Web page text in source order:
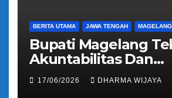
BERITA UTAMA JAWA TENGAH MAGELANG
Bupati Magelang
Akuntabilitas Dan
Tranparansi
Bantuan Keuangan
17/06/2026 DHARMA WIJAYA